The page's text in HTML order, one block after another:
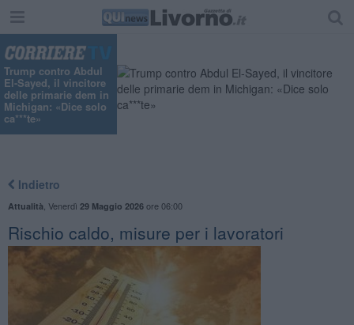
Trump contro Abdul
El-Sayed, il vincitore
delle primarie dem in
Michigan: «Dice solo
ca***te»
Indietro
Attualità Venerdì 29 Maggio 2026ore 06:00
Rischio caldo, misure per i lavoratori